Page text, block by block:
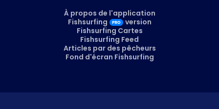
À propos de l'application
Fishsurfing
version
Fishsurfing Cartes
Fishsurfing Feed
Articles par des pêcheurs
Fond d'écran Fishsurfing